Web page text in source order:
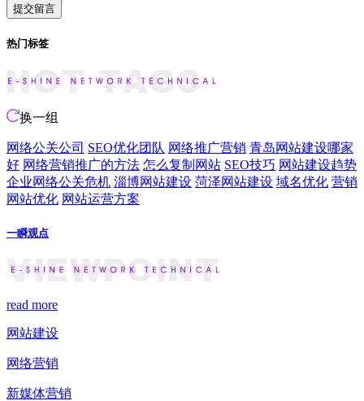
热门标签
换一组
网络公关公司 SEO优化团队 网络推广营销 青岛网站建设哪家
好 网络营销推广的方法 怎么复制网站 SEO技巧 网站建设趋势
企业网络公关危机 淄博网站建设 菏泽网站建设 域名优化 营销
网站优化 网站运营方案
一瞬观点
read more
网站建设
网络营销
新媒体营销